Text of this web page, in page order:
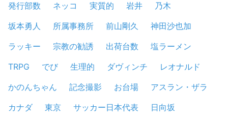
発行部数
ネッコ 実質的 岩井
乃木
坂本勇人
所属事務所 前山剛久
神田沙也加
ラッキー
宗教の勧誘 出荷台数
塩ラーメン
TRPG
でび 生理的 ダヴィンチ
レオナルド
かのんちゃん
記念撮影 お台場
アスラン・ザラ
カナダ
東京 サッカー日本代表
日向坂